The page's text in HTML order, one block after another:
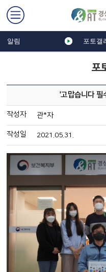
포
알림 포토갤
'고맙습니다 필
작성자 관*자
작성일 2021.05.31.